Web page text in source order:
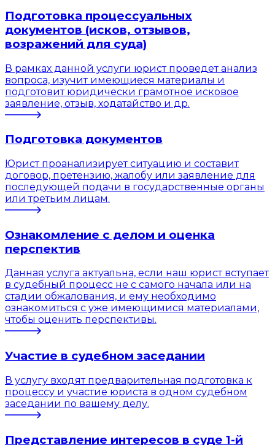
Подготовка процессуальных
документов (исков, отзывов,
возражений для суда)
В рамках данной услуги юрист проведет анализ
вопроса, изучит имеющиеся материалы и
подготовит юридически грамотное исковое
заявление, отзыв, ходатайство и др.
Подготовка документов
Юрист проанализирует ситуацию и составит
договор, претензию, жалобу или заявление для
последующей подачи в государственные органы
или третьим лицам.
Ознакомление с делом и оценка
перспектив
Данная услуга актуальна, если наш юрист вступает
в судебный процесс не с самого начала или на
стадии обжалования, и ему необходимо
ознакомиться с уже имеющимися материалами,
чтобы оценить перспективы.
Участие в судебном заседании
В услугу входят предварительная подготовка к
процессу и участие юриста в одном судебном
заседании по вашему делу.
Представление интересов в суде 1-й